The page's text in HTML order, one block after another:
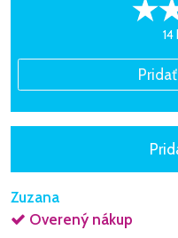
Zuzana
Overený nákup